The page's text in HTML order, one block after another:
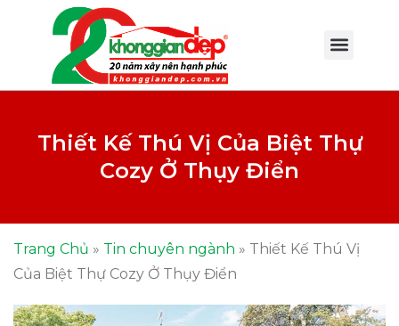
Thiết Kế Thú Vị Của Biệt Thự
Cozy Ở Thụy Điển
Trang Chủ » Tin chuyên ngành » Thiết Kế Thú Vị
Của Biệt Thự Cozy Ở Thụy Điển